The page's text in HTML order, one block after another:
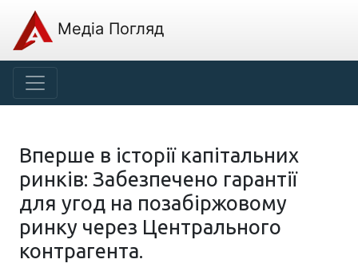
Медіа Погляд
Вперше в історії капітальних
ринків: Забезпечено гарантії
для угод на позабіржовому
ринку через Центрального
контрагента.